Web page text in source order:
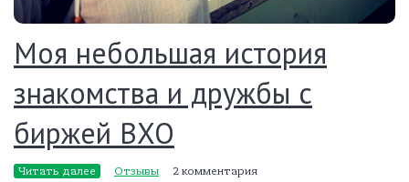
Моя небольшая история
знакомства и дружбы с
биржей ВХО
Читать далее Отзывы 2 комментария